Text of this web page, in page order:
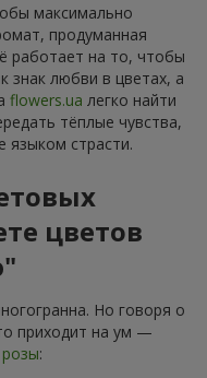
максимально
продуманная
работает на то, чтобы
знак любви в цветах, а
flowers.ua легко найти
тёплые чувства,
языком страсти.
цветов
Но говоря о
приходит на ум —
розы: